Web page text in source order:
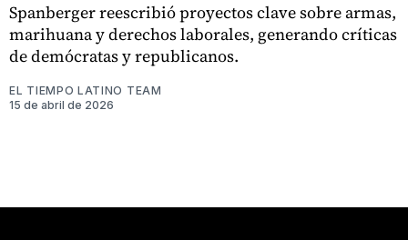
Spanberger reescribió proyectos clave sobre armas,
marihuana y derechos laborales, generando críticas
de demócratas y republicanos.
EL TIEMPO LATINO TEAM
15 de abril de 2026